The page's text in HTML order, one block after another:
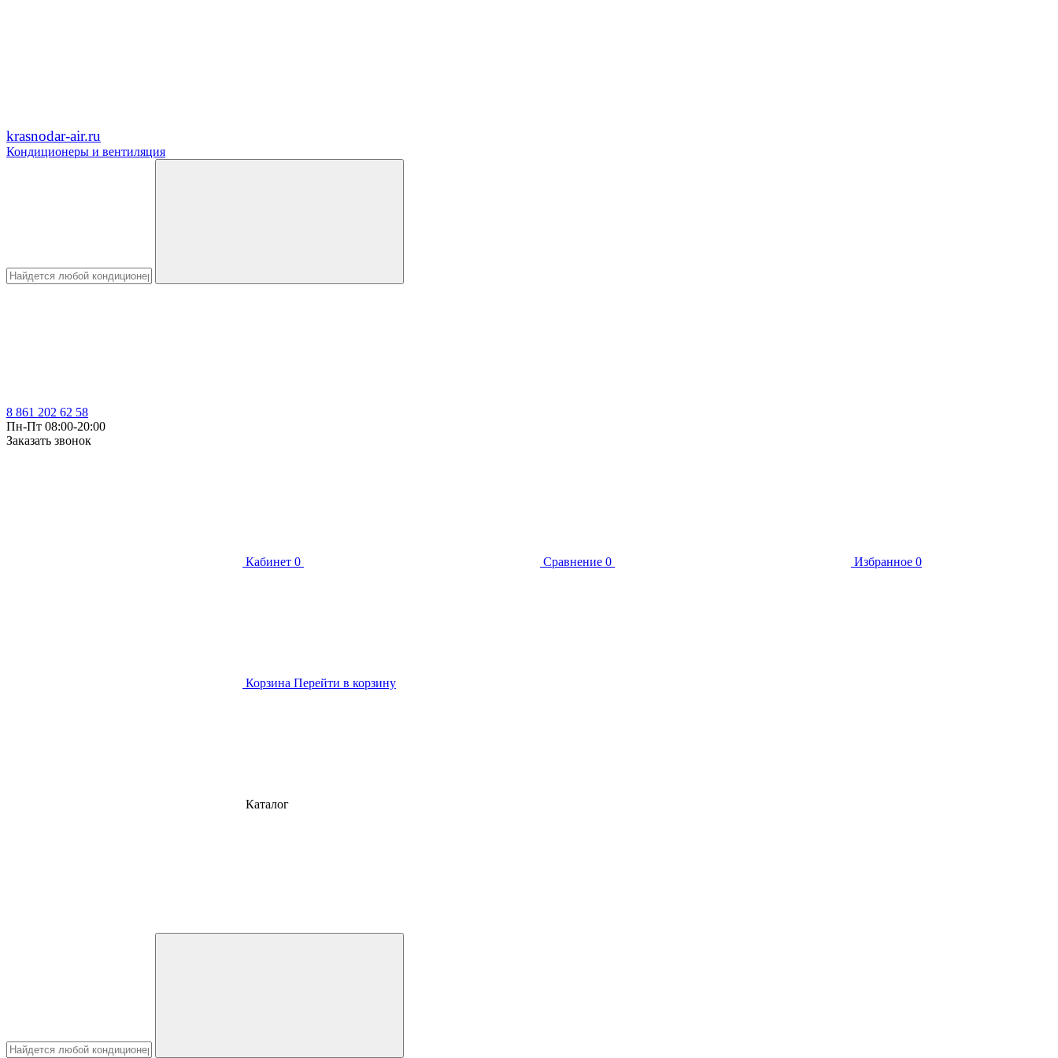
krasnodar-air.ru
Кондиционеры и вентиляция
8 861 202 62 58
Пн-Пт 08:00-20:00
Заказать звонок
Кабинет 0 Сравнение 0 Избранное 0
Корзина Перейти в корзину
Каталог